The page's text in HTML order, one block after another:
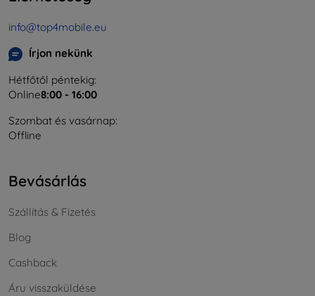
info@top4mobile.eu
Írjon nekünk
Hétfőtől péntekig:
Online8:00 - 16:00
Szombat és vasárnap:
Offline
Bevásárlás
Szállítás & Fizetés
Blog
Cashback
Áru visszaküldése